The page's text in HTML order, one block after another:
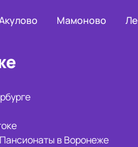
Мамоново
Пансионаты в Воронеже